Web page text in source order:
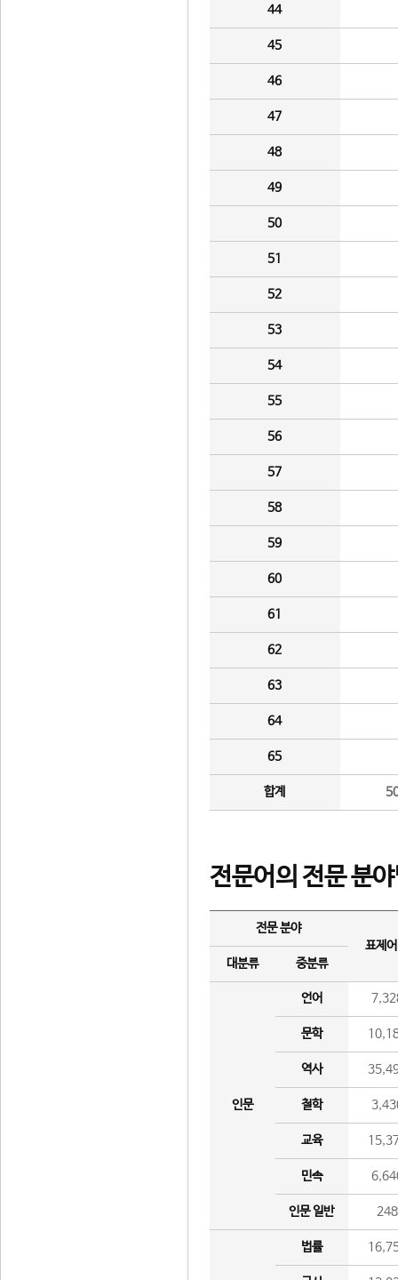
44
45
46
47
48
49
50
51
52
53
54
55
56
57
58
59
60
61
62
63
64
65
합계
전문어의 전문 분
전문 분야
표제
대분류
중분류
인문
언어
문학
역사
철학
교육
민속
인문 일반 248
법률